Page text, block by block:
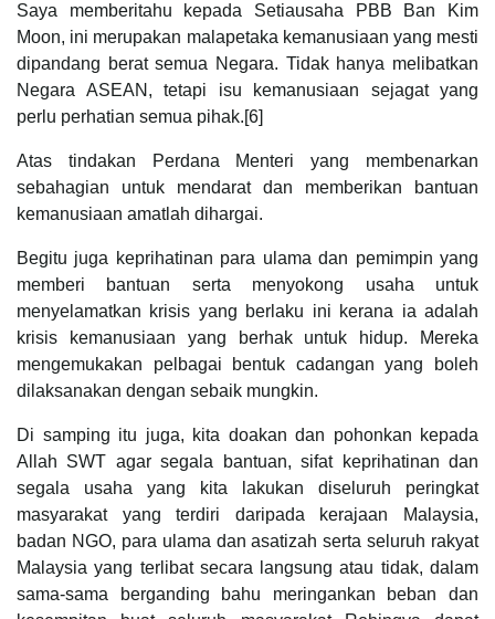
Saya memberitahu kepada Setiausaha PBB Ban Kim
Moon, ini merupakan malapetaka kemanusiaan yang mesti
dipandang berat semua Negara. Tidak hanya melibatkan
Negara ASEAN, tetapi isu kemanusiaan sejagat yang
perlu perhatian semua pihak.[6]
Atas tindakan Perdana Menteri yang membenarkan
sebahagian untuk mendarat dan memberikan bantuan
kemanusiaan amatlah dihargai.
Begitu juga keprihatinan para ulama dan pemimpin yang
memberi bantuan serta menyokong usaha untuk
menyelamatkan krisis yang berlaku ini kerana ia adalah
krisis kemanusiaan yang berhak untuk hidup. Mereka
mengemukakan pelbagai bentuk cadangan yang boleh
dilaksanakan dengan sebaik mungkin.
Di samping itu juga, kita doakan dan pohonkan kepada
Allah SWT agar segala bantuan, sifat keprihatinan dan
segala usaha yang kita lakukan diseluruh peringkat
masyarakat yang terdiri daripada kerajaan Malaysia,
badan NGO, para ulama dan asatizah serta seluruh rakyat
Malaysia yang terlibat secara langsung atau tidak, dalam
sama-sama berganding bahu meringankan beban dan